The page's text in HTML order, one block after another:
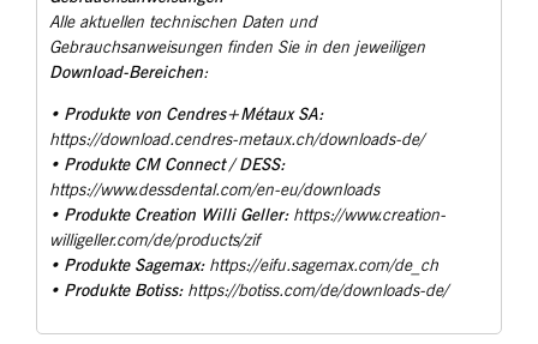
Alle aktuellen technischen Daten und
Gebrauchsanweisungen finden Sie in den jeweiligen
Download-Bereichen:
• Produkte von Cendres+Métaux SA:
https://download.cendres-metaux.ch/downloads-de/
• Produkte CM Connect / DESS:
https://www.dessdental.com/en-eu/downloads
• Produkte Creation Willi Geller: https://www.creation-
willigeller.com/de/products/zif
• Produkte Sagemax: https://eifu.sagemax.com/de_ch
• Produkte Botiss: https://botiss.com/de/downloads-de/